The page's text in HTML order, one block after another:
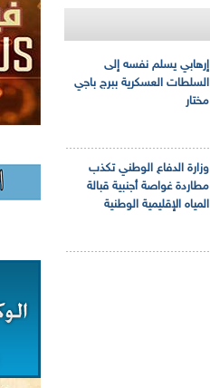
إرهابي يسلم نفسه إلى
السلطات العسكرية ببرج باجي
مختار
وزارة الدفاع الوطني تكذب
مطاردة غواصة أجنبية قبالة
المياه الإقليمية الوطنية